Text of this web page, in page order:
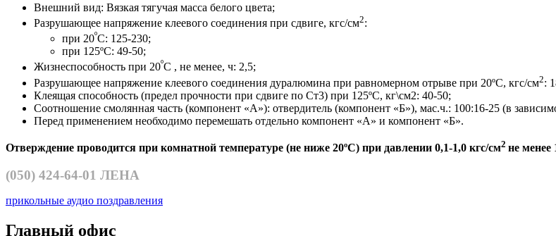
Внешний вид: Вязкая тягучая масса белого цвета;
Разрушающее напряжение клеевого соединения при сдвиге, кгс/см2:
при 20ºС: 125-230;
при 125ºС: 49-50;
Жизнеспособность при 20ºС , не менее, ч: 2,5;
Разрушающее напряжение клеевого соединения дуралюмина при равномерном отрыве при 20ºС, кгс/см2:
Клеящая способность (предел прочности при сдвиге по Ст3) при 125ºС, кг\см2: 40-50;
Соотношение смолянная часть (компонент «А»): отвердитель (компонент «Б»), мас.ч.: 100:16-25 (в
Перед применением необходимо перемешать отдельно компонент «А» и компонент «Б».
Отверждение проводится при комнатной температуре (не ниже 20ºС) при давлении 0,1-1,0 кгс/см2 не менее
(050) 424-64-01 ЛЕНА
прикольные аудио поздравления
Главный офис